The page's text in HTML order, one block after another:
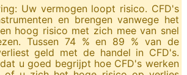
Uw vermogen loopt risico. CFD's
en brengen vanwege het
hoog risico met zich mee van snel
Tussen 74 % en 89 % van de
geld met de handel in CFD's.
u goed begrijpt hoe CFD's werken